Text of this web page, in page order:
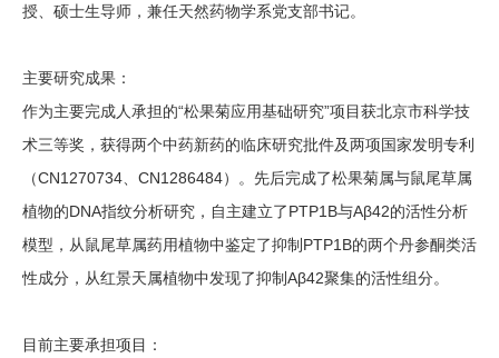
授、硕士生导师，兼任天然药物学系党支部书记。
主要研究成果：
作为主要完成人承担的“松果菊应用基础研究”项目获北京市科学技
术三等奖，获得两个中药新药的临床研究批件及两项国家发明专利
（CN1270734、CN1286484）。先后完成了松果菊属与鼠尾草属
植物的DNA指纹分析研究，自主建立了PTP1B与Aβ42的活性分析
模型，从鼠尾草属药用植物中鉴定了抑制PTP1B的两个丹参酮类活
性成分，从红景天属植物中发现了抑制Aβ42聚集的活性组分。
目前主要承担项目：